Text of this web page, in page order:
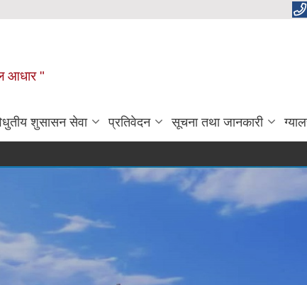
आधार "
शुसासन सेवा प्रतिवेदन सूचना तथा जानकारी